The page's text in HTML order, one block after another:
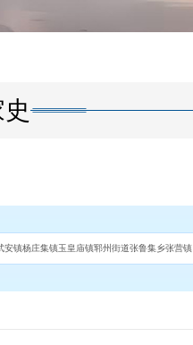
安镇杨庄集镇玉皇庙镇郓州街道张鲁集乡张营镇